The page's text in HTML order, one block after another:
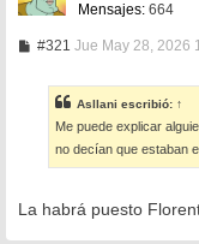
Mensajes: 664
#321 M
s
a
j
e
Jue May 28, 2026
Asllani escribió: ↑
Me puede explicar
no decían que estaban
La habrá puesto